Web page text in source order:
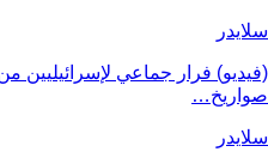
سلايدر
(فيديو) فرار جماعي لإسرائيليين
صواريخ…
سلايدر